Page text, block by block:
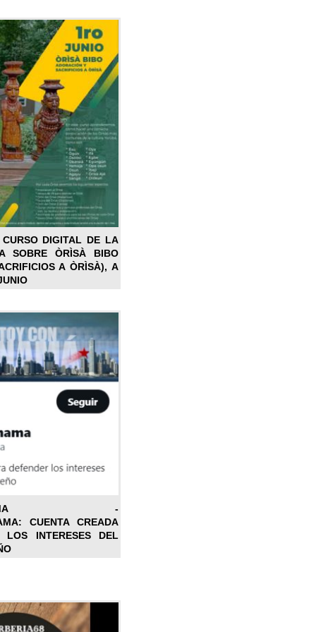
DIGITAL DE LA
SOBRE ÒRÌSÀ BIBO
A ÒRÌSÀ), A
-
CUENTA CREADA
LOS INTERESES DEL